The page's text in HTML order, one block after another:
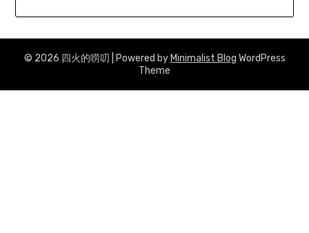
© 2026 四火的唠叨 | Powered by Minimalist Blog WordPress
Theme